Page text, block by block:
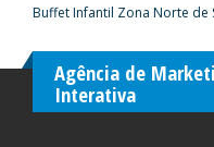
Buffet Infantil Zona Norte de
Agência de
Interativa